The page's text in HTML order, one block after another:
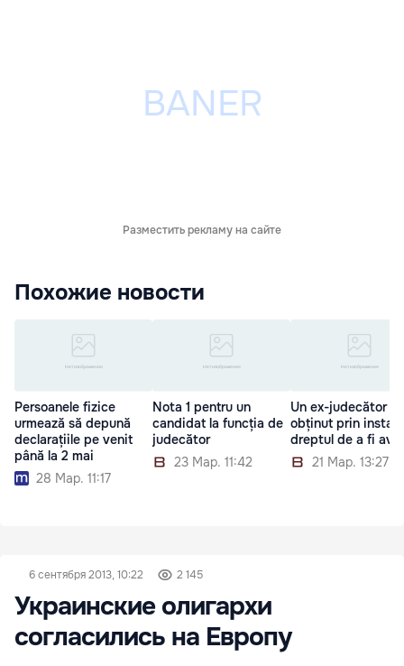
Разместить рекламу на сайте
Похожие новости
Persoanele fizice
urmează să depună
declarațiile pe venit
până la 2 mai
28 Мар. 11:17
Nota 1 pentru un
candidat la funcția de
judecător
23 Мар. 11:42
Un ex-judecător a
obținut prin
dreptul de a fi
21 Мар. 13:27
6 сентября 2013, 10:22 2 145
Украинские олигархи
согласились на Европу